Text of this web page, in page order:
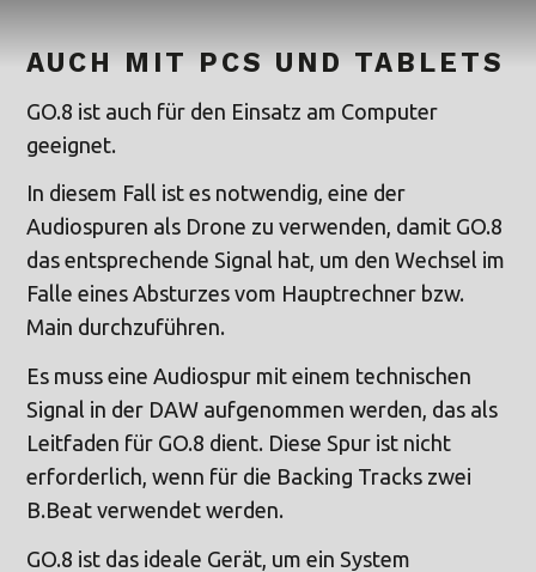
AUCH MIT PCS UND TABLETS
GO.8 ist auch für den Einsatz am Computer
geeignet.
In diesem Fall ist es notwendig, eine der
Audiospuren als Drone zu verwenden, damit GO.8
das entsprechende Signal hat, um den Wechsel im
Falle eines Absturzes vom Hauptrechner bzw.
Main durchzuführen.
Es muss eine Audiospur mit einem technischen
Signal in der DAW aufgenommen werden, das als
Leitfaden für GO.8 dient. Diese Spur ist nicht
erforderlich, wenn für die Backing Tracks zwei
B.Beat verwendet werden.
GO.8 ist das ideale Gerät, um ein System